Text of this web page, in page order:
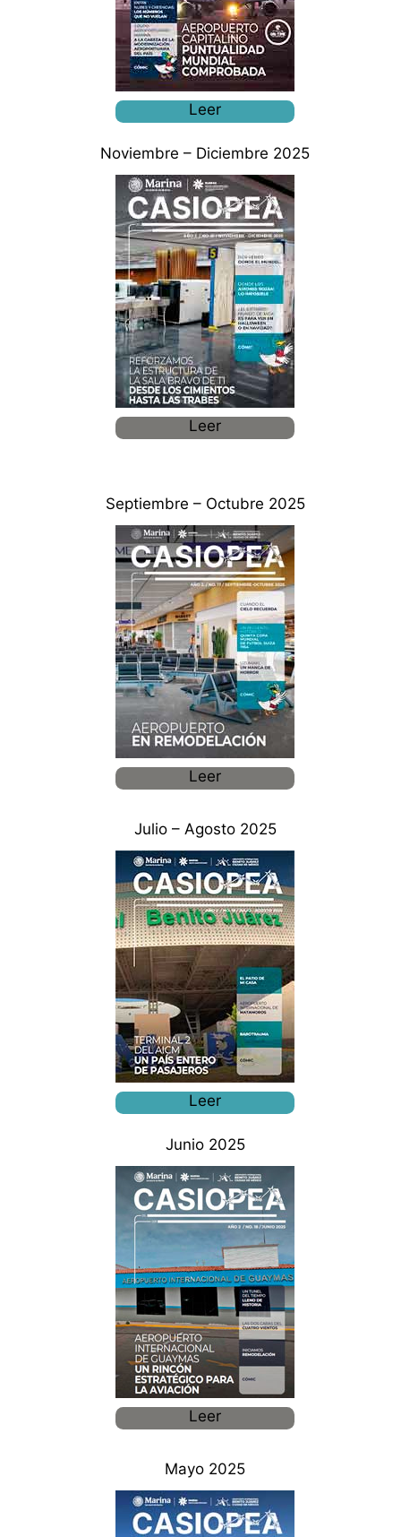
Leer
Noviembre – Diciembre 2025
Leer
Septiembre – Octubre 2025
Leer
Julio – Agosto 2025
Leer
Junio 2025
Leer
Mayo 2025